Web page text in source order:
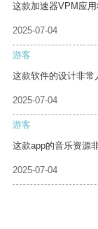
这款加速器VPM应用
2025-07-04
游客
这款软件的设计非常
2025-07-04
游客
这款app的音乐资源
2025-07-04